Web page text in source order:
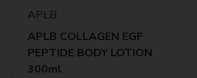
APLB
APLB COLLAGEN EGF
PEPTIDE BODY LOTION
300ml